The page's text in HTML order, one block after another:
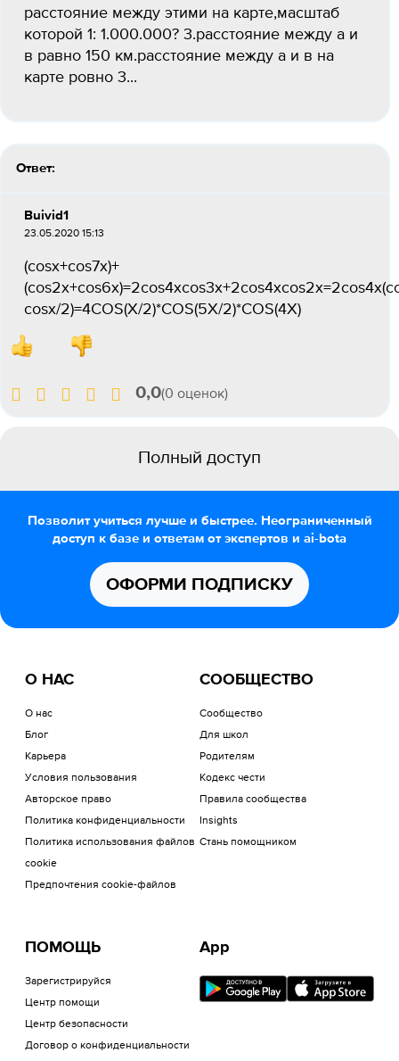
расстояние между этими на карте,масштаб
которой 1: 1.000.000? 3.расстояние между а и
в равно 150 км.расстояние между а и в на
карте ровно 3...
Ответ:
Buivid1
23.05.2020 15:13
(cosx+cos7x)+
cosx/2)=4COS(X/2)*COS(5X/2)*COS(4X)
0,0(0 оценок)
Полный доступ
Позволит учиться лучше и быстрее. Неограниченный
доступ к базе и ответам от экспертов и ai-bota
ОФОРМИ ПОДПИСКУ
О НАС
О нас
Блог
Карьера
Условия пользования
Авторское право
Политика конфиденциальности
Политика использования файлов
cookie
Предпочтения cookie-файлов
СООБЩЕСТВО
Сообщество
Для школ
Родителям
Кодекс чести
Правила сообщества
Insights
Стань помощником
ПОМОЩЬ
Зарегистрируйся
Центр помощи
Центр безопасности
Договор о конфиденциальности
App